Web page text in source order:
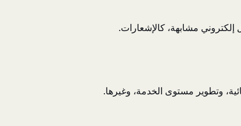
وتطوير مستوى الخدمة، وغيرها.